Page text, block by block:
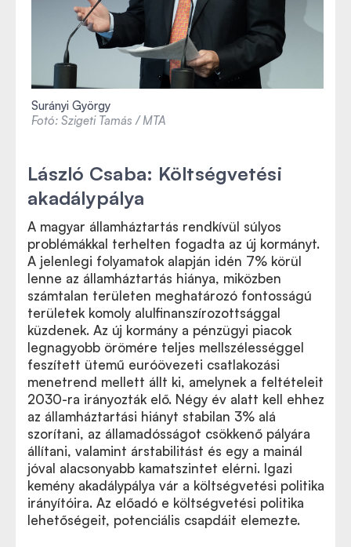
Surányi György
Fotó: Szigeti Tamás / MTA
László Csaba: Költségvetési
akadálypálya
A magyar államháztartás rendkívül súlyos
problémákkal terhelten fogadta az új kormányt.
A jelenlegi folyamatok alapján idén 7% körül
lenne az államháztartás hiánya, miközben
számtalan területen meghatározó fontosságú
területek komoly alulfinanszírozottsággal
küzdenek. Az új kormány a pénzügyi piacok
legnagyobb örömére teljes mellszélességgel
feszített ütemű euróövezeti csatlakozási
menetrend mellett állt ki, amelynek a feltételeit
2030-ra irányozták elő. Négy év alatt kell ehhez
az államháztartási hiányt stabilan 3% alá
szorítani, az államadósságot csökkenő pályára
állítani, valamint árstabilitást és egy a mainál
jóval alacsonyabb kamatszintet elérni. Igazi
kemény akadálypálya vár a költségvetési politika
irányítóira. Az előadó e költségvetési politika
lehetőségeit, potenciális csapdáit elemezte.